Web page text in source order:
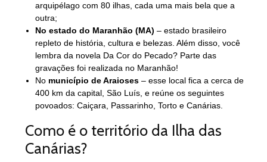
arquipélago com 80 ilhas, cada uma mais bela que a
outra;
No estado do Maranhão (MA) – estado brasileiro
repleto de história, cultura e belezas. Além disso, você
lembra da novela Da Cor do Pecado? Parte das
gravações foi realizada no Maranhão!
No município de Araioses – esse local fica a cerca de
400 km da capital, São Luís, e reúne os seguintes
povoados: Caiçara, Passarinho, Torto e Canárias.
Como é o território da Ilha das
Canárias?